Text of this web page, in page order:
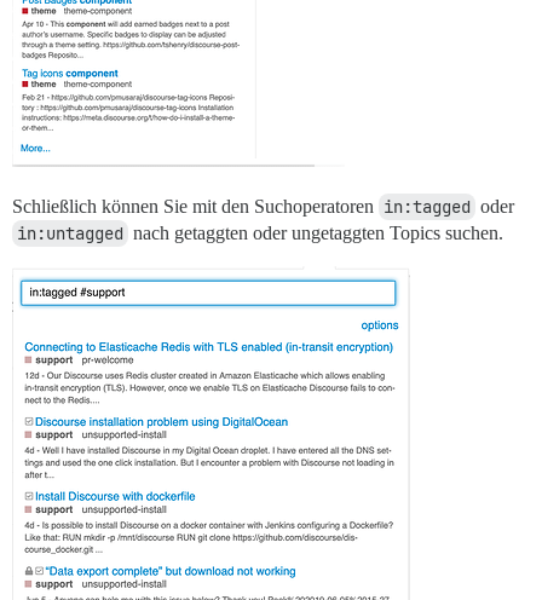
Schließlich können Sie mit den Suchoperatoren in:tagged oder
in:untagged nach getaggten oder ungetaggten Topics suchen.